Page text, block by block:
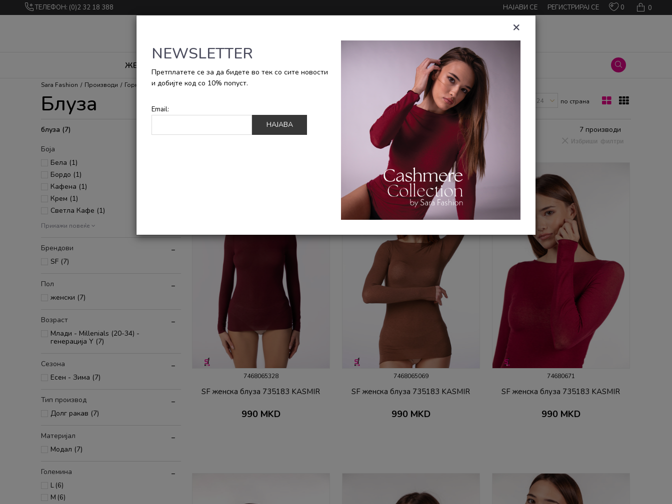
ТЕЛЕФОН: (0)2 32 18 388 0
0
НАЈАВИ СЕ РЕГИСТРИРАЈ СЕ
ЖЕНИ БРЕНДОВИ ПРОМОЦИИ
Sara Fashion Производи Горна облека Блуза
Блуза Сортирај по страна
блуза (7)
Боја
Бела (1)
Бордо (1)
Кафена (1)
Крем (1)
Светла Кафе (1)
Прикажи повеќе
Брендови
SF (7)
Пол
женски (7)
Возраст
Млади - Millenials (20-34) -
генерација Y (7)
Сезона
Есен - Зима (7)
Тип производ
Долг ракав (7)
Материјал
Модал (7)
Големина
L (6)
M (6)
7 производи
Избриши филтри
7468065328
SF женска блуза 735183 KASMIR
990 MKD
7468065069
SF женска блуза 735183 KASMIR
990 MKD
74680671
SF женска блуза 735183 KASMIR
990 MKD
×
NEWSLETTER
Претплатете се за да бидете во тек со сите новости
и добијте код со 10% попуст.
Email:
НАЈАВА